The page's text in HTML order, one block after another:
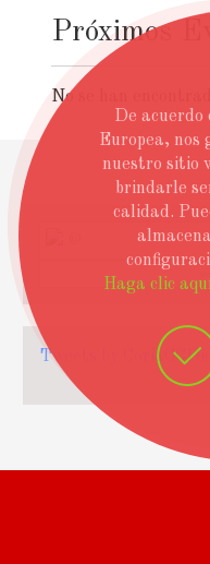
De acuerdo
Europea, nos
nuestro sitio
brindarle
calidad.
Haga clic
Próximos
No se han
Tweets by